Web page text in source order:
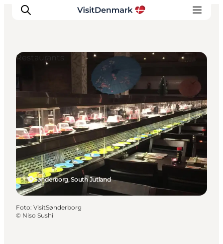
Dove andare
Cosa fare
Dove dormire
Pianifica il viaggio
Sønderborg, South Jutland
Restaurants
Foto: VisitSønderborg
© Niso Sushi